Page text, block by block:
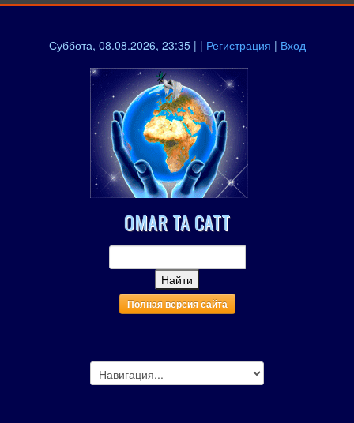
Суббота, 08.08.2026, 23:35 | | Регистрация | Вход
OMAR TA CATT
Полная версия сайта